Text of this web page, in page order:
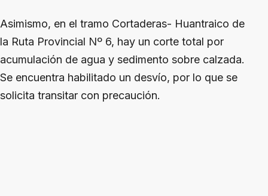
Asimismo, en el tramo Cortaderas- Huantraico de
la Ruta Provincial Nº 6, hay un corte total por
acumulación de agua y sedimento sobre calzada.
Se encuentra habilitado un desvío, por lo que se
solicita transitar con precaución.